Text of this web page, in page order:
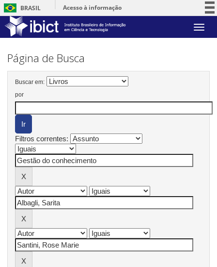
BRASIL
Acesso à informação
Serviços
Skip
Página de Busca
Buscar em:
por
Filtros correntes: